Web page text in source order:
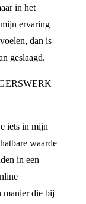
in het
ervaring
dan is
geslaagd.
iets in mijn
waarde
in een
die bij